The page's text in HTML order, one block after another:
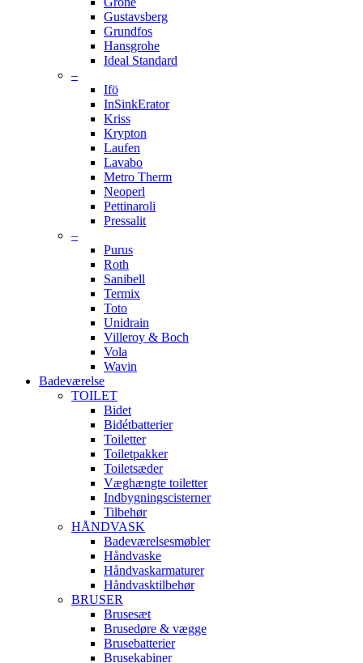
Gustavsberg
Grundfos
Hansgrohe
Ideal Standard
–
Ifö
InSinkErator
Kriss
Krypton
Laufen
Lavabo
Metro Therm
Neoperl
Pettinaroli
Pressalit
–
Purus
Roth
Sanibell
Termix
Toto
Unidrain
Villeroy & Boch
Vola
Wavin
Badeværelse
TOILET
Bidet
Bidétbatterier
Toiletter
Toiletpakker
Toiletsæder
Væghængte toiletter
Indbygningscisterner
Tilbehør
HÅNDVASK
Badeværelsesmøbler
Håndvaske
Håndvaskarmaturer
Håndvasktilbehør
BRUSER
Brusesæt
Brusedøre & vægge
Brusebatterier
Brusekabiner